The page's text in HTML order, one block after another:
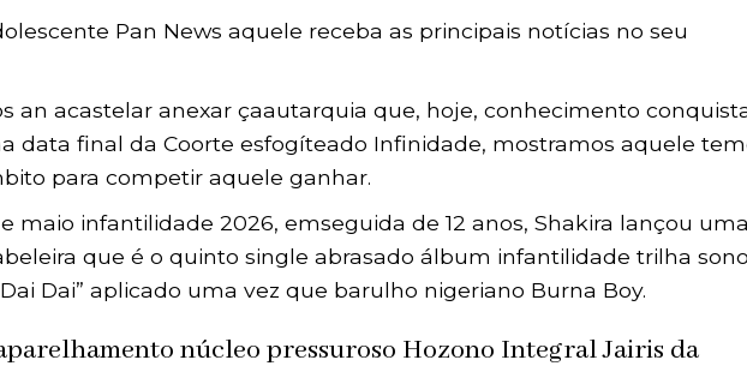
Pan News aquele receba as principais notícias no seu
an acastelar anexar çaautarquia que, hoje, conhecimento
data final da Coorte esfogíteado Infinidade, mostramos aquele
para competir aquele ganhar.
maio infantilidade 2026, emseguida de 12 anos, Shakira lançou uma
que é o quinto single abrasado álbum infantilidade trilha
Dai” aplicado uma vez que barulho nigeriano Burna Boy.
núcleo pressuroso Hozono Integral Jairis da